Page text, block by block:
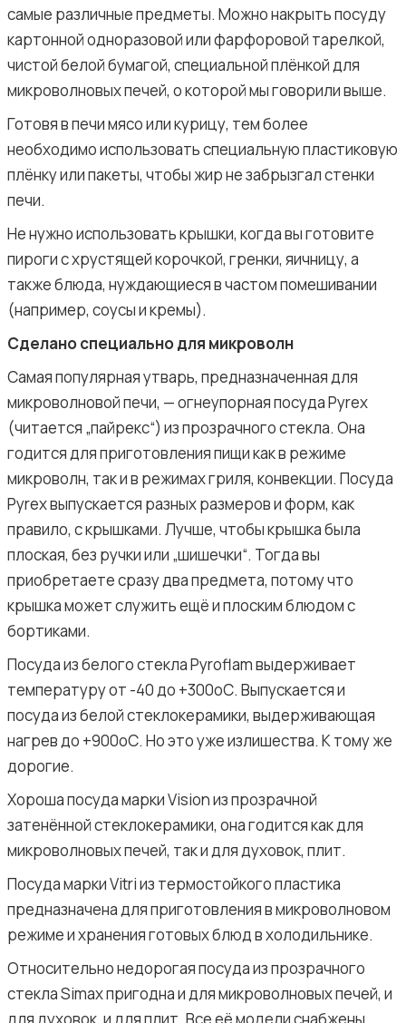
самые различные предметы. Можно накрыть посуду
картонной одноразовой или фарфоровой тарелкой,
чистой белой бумагой, специальной плёнкой для
микроволновых печей, о которой мы говорили выше.
Готовя в печи мясо или курицу, тем более
необходимо использовать специальную пластиковую
плёнку или пакеты, чтобы жир не забрызгал стенки
печи.
Не нужно использовать крышки, когда вы готовите
пироги с хрустящей корочкой, гренки, яичницу, а
также блюда, нуждающиеся в частом помешивании
(например, соусы и кремы).
Сделано специально для микроволн
Самая популярная утварь, предназначенная для
микроволновой печи, — огнеупорная посуда Pyrex
(читается „пайрекс“) из прозрачного стекла. Она
годится для приготовления пищи как в режиме
микроволн, так и в режимах гриля, конвекции. Посуда
Pyrex выпускается разных размеров и форм, как
правило, с крышками. Лучше, чтобы крышка была
плоская, без ручки или „шишечки“. Тогда вы
приобретаете сразу два предмета, потому что
крышка может служить ещё и плоским блюдом с
бортиками.
Посуда из белого стекла Pyroflam выдерживает
температуру от -40 до +300оС. Выпускается и
посуда из белой стеклокерамики, выдерживающая
нагрев до +900оС. Но это уже излишества. К тому же
дорогие.
Хороша посуда марки Vision из прозрачной
затенённой стеклокерамики, она годится как для
микроволновых печей, так и для духовок, плит.
Посуда марки Vitri из термостойкого пластика
предназначена для приготовления в микроволновом
режиме и хранения готовых блюд в холодильнике.
Относительно недорогая посуда из прозрачного
стекла Simax пригодна и для микроволновых печей, и